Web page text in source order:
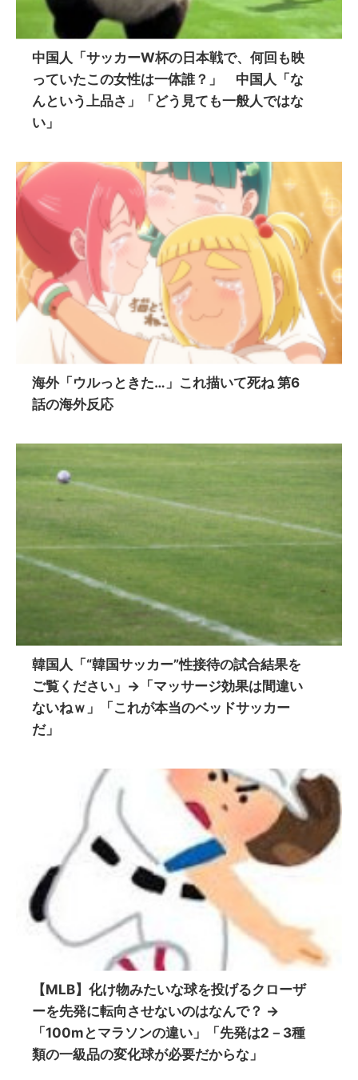
中国人「サッカーW杯の日本戦で、何回も映
っていたこの女性は一体誰？」 中国人「な
んという上品さ」「どう見ても一般人ではな
い」
海外「ウルっときた…」これ描いて死ね 第6
話の海外反応
韓国人「“韓国サッカー”性接待の試合結果を
ご覧ください」→「マッサージ効果は間違い
ないねｗ」「これが本当のベッドサッカー
だ」
【MLB】化け物みたいな球を投げるクローザ
ーを先発に転向させないのはなんで？ →
「100mとマラソンの違い」「先発は2－3種
類の一級品の変化球が必要だからな」